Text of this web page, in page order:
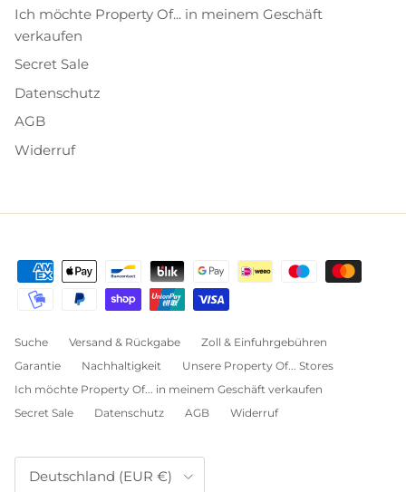
Ich möchte Property Of... in meinem Geschäft
verkaufen
Secret Sale
Datenschutz
AGB
Widerruf
Suche Versand & Rückgabe
Zoll & Einfuhrgebühren
Garantie
Nachhaltigkeit
Unsere Property Of... Stores
Ich möchte Property Of... in meinem Geschäft verkaufen
Secret Sale
Datenschutz AGB Widerruf
Land/Region
Deutschland (EUR €)